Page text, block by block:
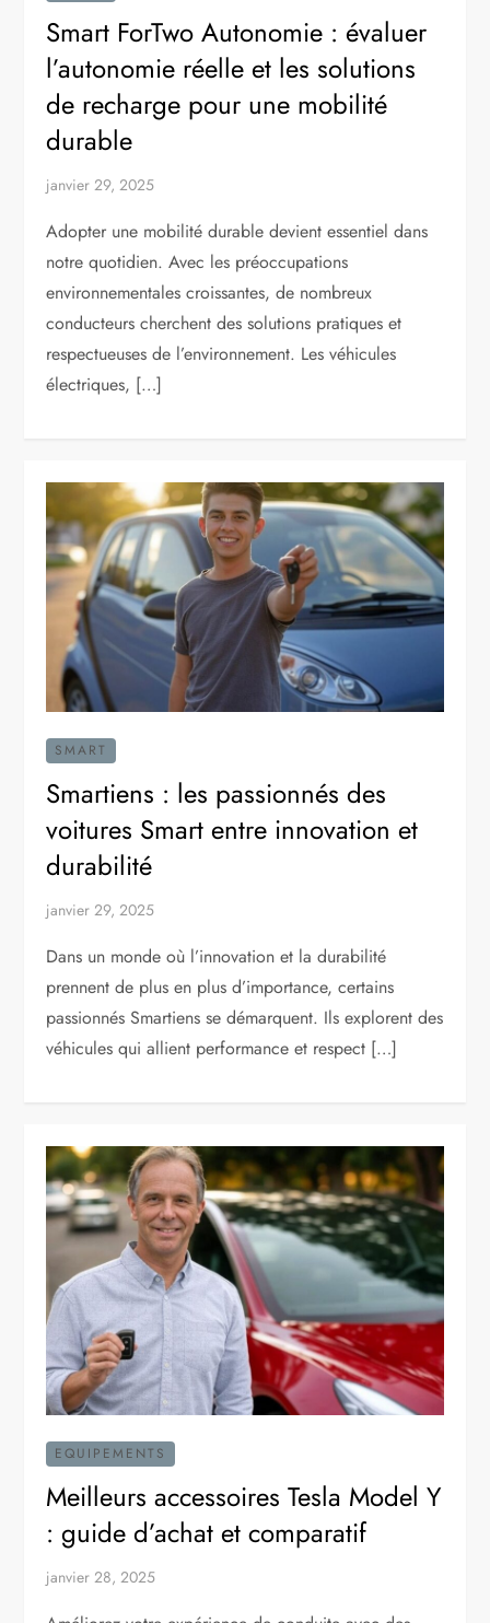
Smart ForTwo Autonomie : évaluer
l’autonomie réelle et les solutions
de recharge pour une mobilité
durable
janvier 29, 2025
Adopter une mobilité durable devient essentiel dans
notre quotidien. Avec les préoccupations
environnementales croissantes, de nombreux
conducteurs cherchent des solutions pratiques et
respectueuses de l’environnement. Les véhicules
électriques, […]
SMART
Smartiens : les passionnés des
voitures Smart entre innovation et
durabilité
janvier 29, 2025
Dans un monde où l’innovation et la durabilité
prennent de plus en plus d’importance, certains
passionnés Smartiens se démarquent. Ils explorent des
véhicules qui allient performance et respect […]
EQUIPEMENTS
Meilleurs accessoires Tesla Model Y
: guide d’achat et comparatif
janvier 28, 2025